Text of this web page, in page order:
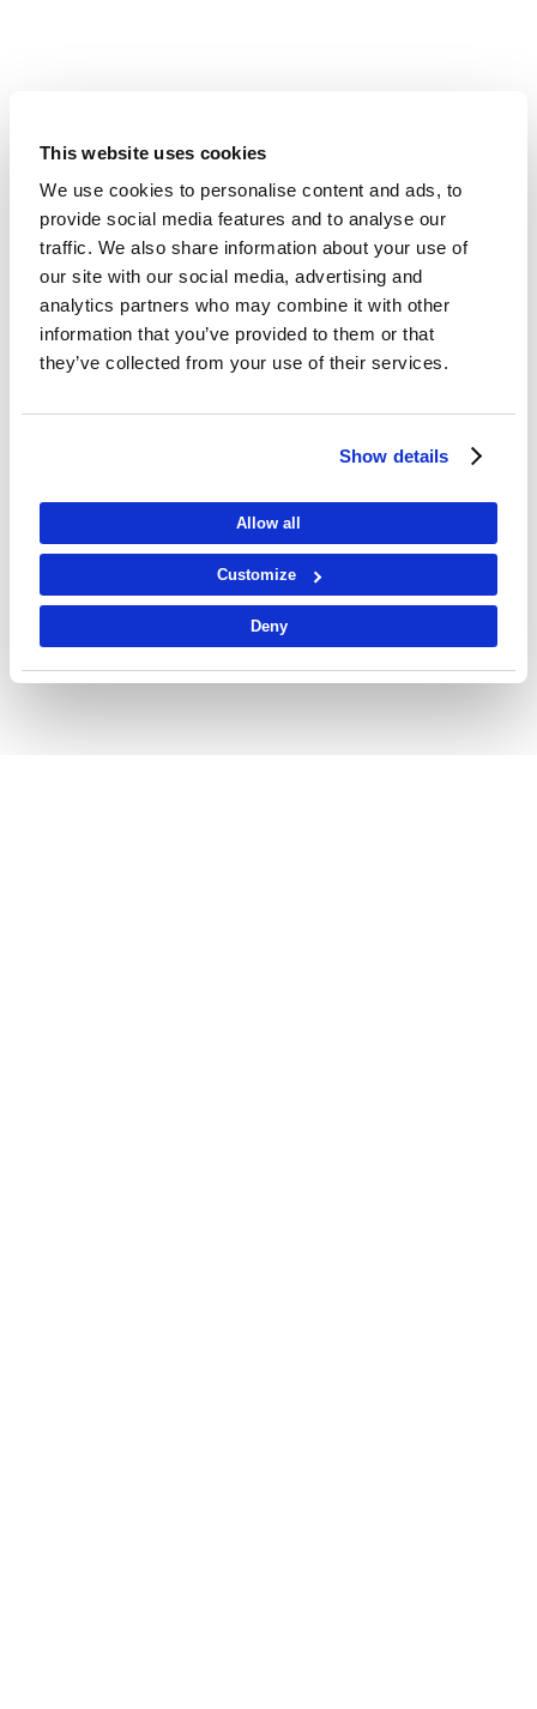
This website uses cookies
We use cookies to personalise content and ads, to
provide social media features and to analyse our
traffic. We also share information about your use of
our site with our social media, advertising and
analytics partners who may combine it with other
information that you’ve provided to them or that
they’ve collected from your use of their services.
Show details
Allow all
Customize
Deny